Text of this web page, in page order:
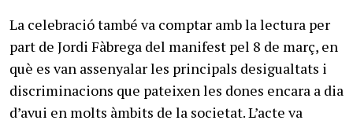
La celebració també va comptar amb la lectura per
part de Jordi Fàbrega del manifest pel 8 de març, en
què es van assenyalar les principals desigualtats i
discriminacions que pateixen les dones encara a dia
d’avui en molts àmbits de la societat. L’acte va